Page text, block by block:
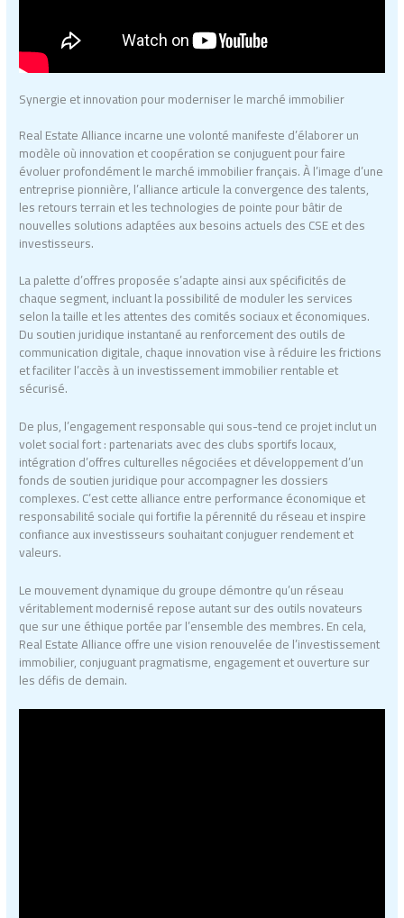
Synergie et innovation pour moderniser le marché immobilier
Real Estate Alliance incarne une volonté manifeste d’élaborer un
modèle où innovation et coopération se conjuguent pour faire
évoluer profondément le marché immobilier français. À l’image d’une
entreprise pionnière, l’alliance articule la convergence des talents,
les retours terrain et les technologies de pointe pour bâtir de
nouvelles solutions adaptées aux besoins actuels des CSE et des
investisseurs.
La palette d’offres proposée s’adapte ainsi aux spécificités de
chaque segment, incluant la possibilité de moduler les services
selon la taille et les attentes des comités sociaux et économiques.
Du soutien juridique instantané au renforcement des outils de
communication digitale, chaque innovation vise à réduire les frictions
et faciliter l’accès à un investissement immobilier rentable et
sécurisé.
De plus, l’engagement responsable qui sous-tend ce projet inclut un
volet social fort : partenariats avec des clubs sportifs locaux,
intégration d’offres culturelles négociées et développement d’un
fonds de soutien juridique pour accompagner les dossiers
complexes. C’est cette alliance entre performance économique et
responsabilité sociale qui fortifie la pérennité du réseau et inspire
confiance aux investisseurs souhaitant conjuguer rendement et
valeurs.
Le mouvement dynamique du groupe démontre qu’un réseau
véritablement modernisé repose autant sur des outils novateurs
que sur une éthique portée par l’ensemble des membres. En cela,
Real Estate Alliance offre une vision renouvelée de l’investissement
immobilier, conjuguant pragmatisme, engagement et ouverture sur
les défis de demain.